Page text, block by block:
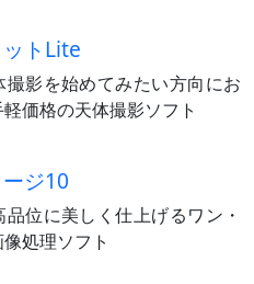
トLite
撮影を始めてみたい方向にお
価格の天体撮影ソフト
ジ10
位に美しく仕上げるワン・
処理ソフト